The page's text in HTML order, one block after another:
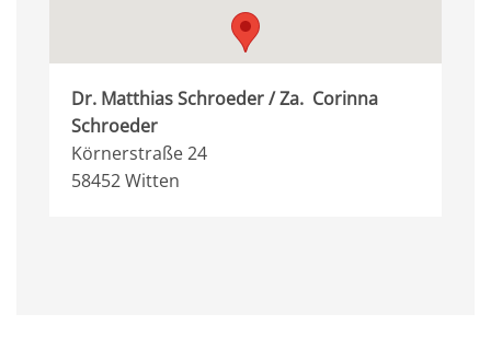
Dr. Matthias Schroeder / Za. Corinna
Schroeder
Körnerstraße 24
58452 Witten